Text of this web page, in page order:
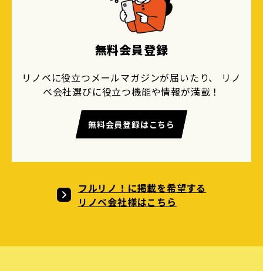
無料会員登録
リノベに役立つメールマガジンが届いたり、 リノ
ベ会社選びに役立つ機能や情報が満載！
無料会員登録はこちら
フルリノ！に掲載を希望する
リノベ会社様はこちら